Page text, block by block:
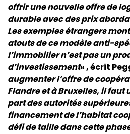
offrir une nouvelle offre de
durable avec des prix
Les exemples étrangers
atouts de ce modèle anti-
l’immobilier n’est pas un
d’investissement« , écrit
augmenter l’offre de
Flandre et à Bruxelles, il faut
part des autorités
financement de l’habitat
défi de taille dans cette